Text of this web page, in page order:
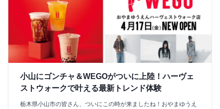
小山にゴンチャ＆WEGOがついに上陸！ハーヴェ
ストウォークで叶える最新トレンド体験
栃木県小山市の皆さん、ついにこの時が来ましたね！おやまゆうえ